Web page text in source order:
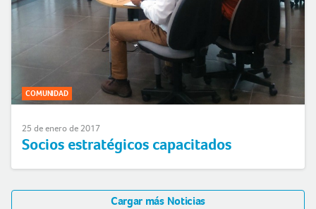
COMUNIDAD
25 de enero de 2017
Socios estratégicos capacitados
Cargar más Noticias